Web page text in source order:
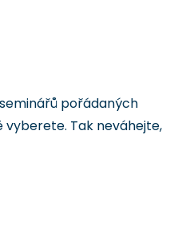
pořádaných
vyberete. Tak neváhejte,